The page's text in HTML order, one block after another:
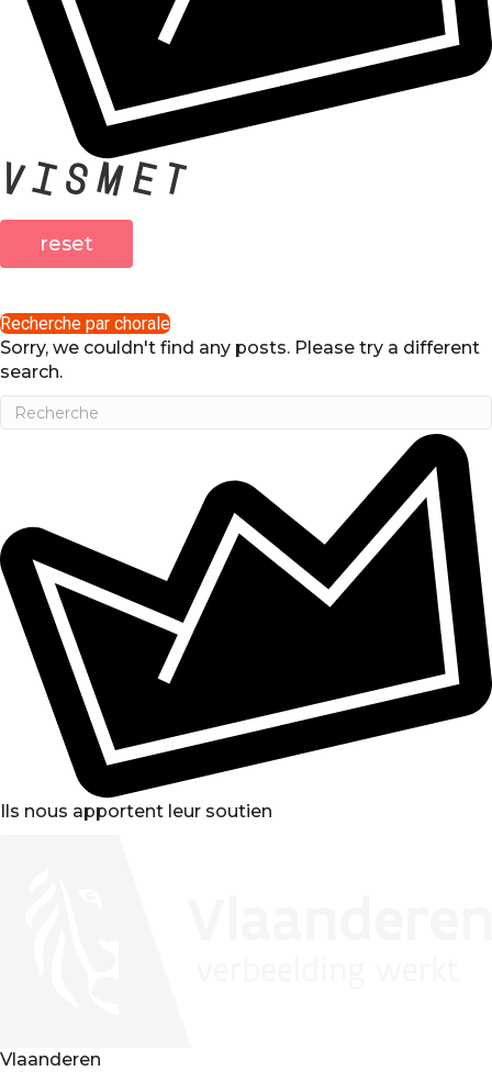
VISMET
reset
Recherche par chorale
Sorry, we couldn't find any posts. Please try a different
search.
Ils nous apportent leur soutien
Vlaanderen